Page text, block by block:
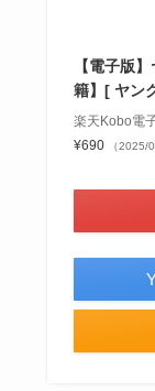
背脂はどこに
冷凍ペットボ
ブンなどのコ
インソールは
トアで買える
【電子版
籍】[ ヤン
楽天Kobo電
¥690
（2025/